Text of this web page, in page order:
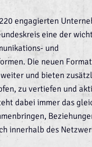
engagierten
eine der
und
Die neuen
und bieten
zu vertiefen und
dabei immer das
innerhalb des